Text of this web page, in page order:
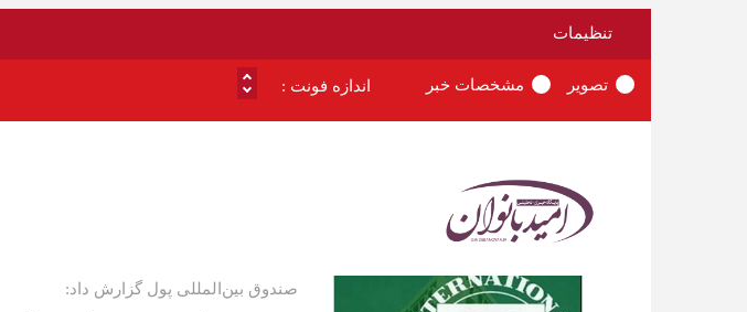
تنظیمات
تصویر مشخصات خبر اندازه فونت :
صندوق بین‌المللی پول گزارش داد: